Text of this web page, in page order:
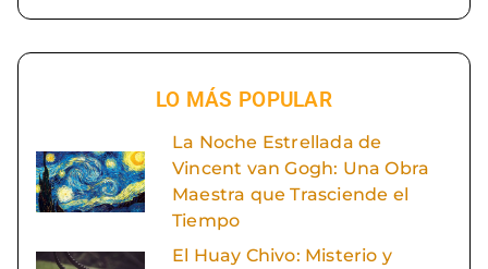
LO MÁS POPULAR
La Noche Estrellada de
Vincent van Gogh: Una Obra
Maestra que Trasciende el
Tiempo
El Huay Chivo: Misterio y